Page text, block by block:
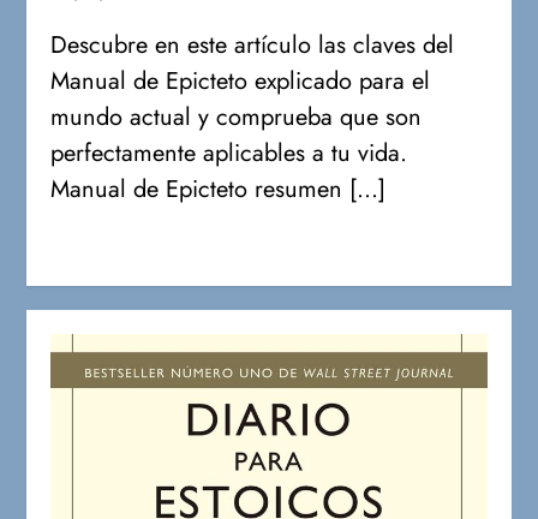
Descubre en este artículo las claves del
Manual de Epicteto explicado para el
mundo actual y comprueba que son
perfectamente aplicables a tu vida.
Manual de Epicteto resumen […]